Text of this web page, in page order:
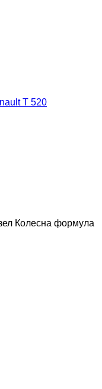
T 520
Колесна формула